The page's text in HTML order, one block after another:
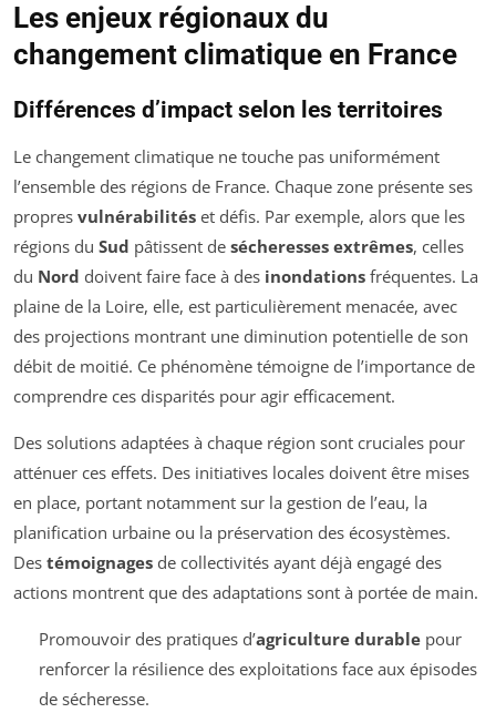
Les enjeux régionaux du
changement climatique en France
Différences d’impact selon les territoires
Le changement climatique ne touche pas uniformément
l’ensemble des régions de France. Chaque zone présente ses
propres vulnérabilités et défis. Par exemple, alors que les
régions du Sud pâtissent de sécheresses extrêmes, celles
du Nord doivent faire face à des inondations fréquentes. La
plaine de la Loire, elle, est particulièrement menacée, avec
des projections montrant une diminution potentielle de son
débit de moitié. Ce phénomène témoigne de l’importance de
comprendre ces disparités pour agir efficacement.
Des solutions adaptées à chaque région sont cruciales pour
atténuer ces effets. Des initiatives locales doivent être mises
en place, portant notamment sur la gestion de l’eau, la
planification urbaine ou la préservation des écosystèmes.
Des témoignages de collectivités ayant déjà engagé des
actions montrent que des adaptations sont à portée de main.
Promouvoir des pratiques d’agriculture durablepour
renforcer la résilience des exploitations face aux épisodes
de sécheresse.